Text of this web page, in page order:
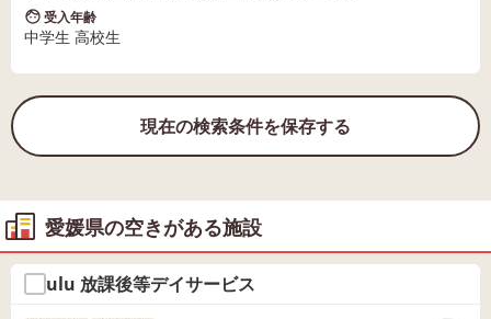
受入年齢
中学生 高校生
現在の検索条件を保存する
愛媛県の空きがある施設
ulu 放課後等デイサービス